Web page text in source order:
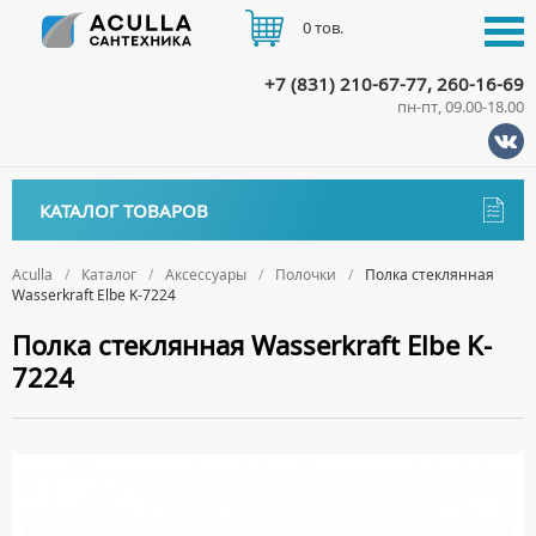
Aculla Каталог Аксессуары Полочки
Полка стеклянная
Wasserkraft Elbe K-7224
Полка стеклянная Wasserkraft Elbe K-
7224
КАТАЛОГ ТОВАРОВ
ДИСПЕНСЕРЫ
ДОЗАТОРЫ ДЛЯ МЫЛА
ЕРШИКИ
+7 (831) 210-67-77, 260-16-69
пн-пт, 09.00-18.00
0 тов.
ДОСТАВКА
ОПЛАТА